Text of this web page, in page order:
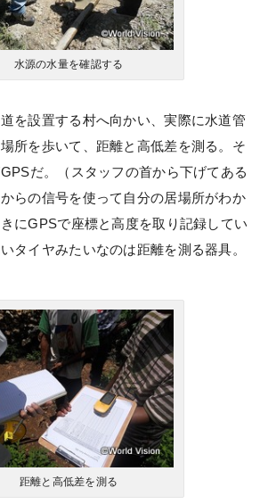
水源の水量を確認する
を設置する村へ向かい、実際に水道管
所を歩いて、距離と高低差を測る。そ
だ。（スタッフの首から下げてある
らの信号を使って自分の居場所がわか
にGPSで座標と高度を取り記録してい
タイヤみたいなのは距離を測る器具。
距離と高低差を測る